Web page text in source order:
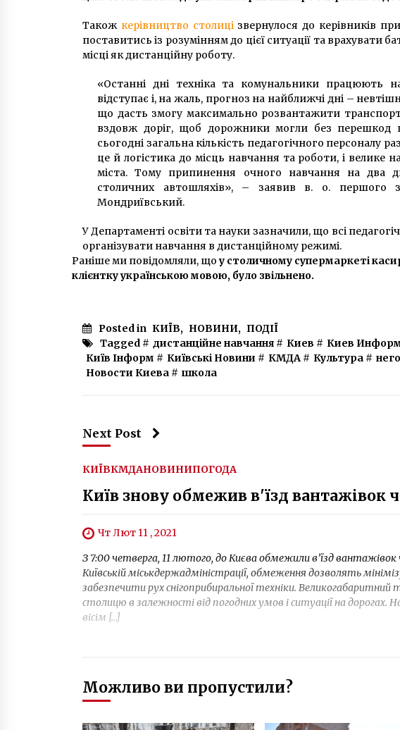
Також керівництво столицізвернулося до керівників
поставитись із розумінням до цієї ситуації та врахувати
місці як дистанційну роботу.
«Останні дні техніка та комунальники працюють
відступає і, на жаль, прогноз на найближчі дні –
що дасть змогу максимально розвантажити
вздовж доріг, щоб дорожники могли без перешкод
сьогодні загальна кількість педагогічного персоналу
це й логістика до місць навчання та роботи, і велике
міста. Тому припинення очного навчання на два
столичних автошляхів», – заявив в. о. першого
Мондриївський.
У Департаменті освіти та науки зазначили, що всі
організувати навчання в дистанційному режимі.
Раніше ми повідомляли, щоу столичному супермаркеті
клієнтку українською мовою, було звільнено.
Posted in КИЇВ, НОВИНИ, ПОДІЇ
Tagged # дистанційне навчання # Киев # Киев
Київ Інформ # Київські Новини # КМДА # Культура #
Новости Киева # школа
Next Post
КИЇВКМДАНОВИНИПОГОДА
Київ знову обмежив в'їзд вантажівок
Чт Лют 11 , 2021
З 7:00 четверга, 11 лютого, до Києва обмежили в’їзд вантажівок
Київській міськдержадміністрації, обмеження дозволять
забезпечити рух снігоприбиральної техніки.
столицю в залежності від погодних умов і ситуації на дорогах.
вісім […]
Можливо ви пропустили?